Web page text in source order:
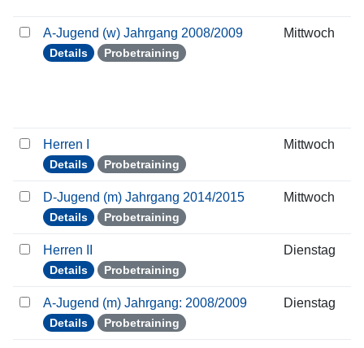
A-Jugend (w) Jahrgang 2008/2009
Details Probetraining
Mittwoch
Herren I
Details Probetraining
Mittwoch
D-Jugend (m) Jahrgang 2014/2015
Details Probetraining
Mittwoch
Herren II
Details Probetraining
Dienstag
A-Jugend (m) Jahrgang: 2008/2009
Details Probetraining
Dienstag